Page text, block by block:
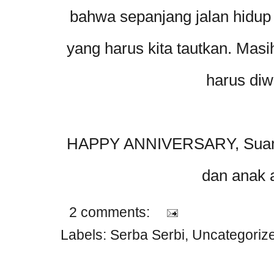
bahwa sepanjang jalan
yang harus kita tautkan.
harus
HAPPY ANNIVERSARY,
dan anak
2 comments:
Labels: Serba Serbi,